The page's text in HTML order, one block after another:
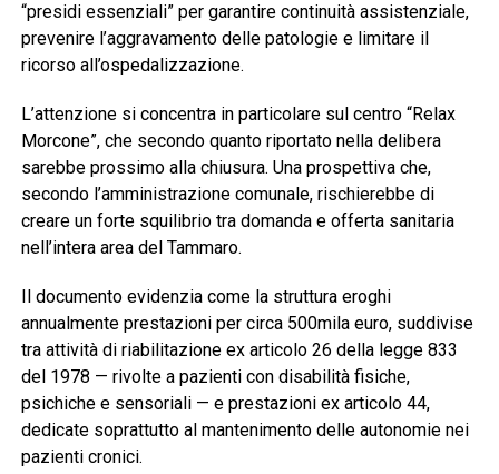
“presidi essenziali” per garantire continuità assistenziale,
prevenire l’aggravamento delle patologie e limitare il
ricorso all’ospedalizzazione.
L’attenzione si concentra in particolare sul centro “Relax
Morcone”, che secondo quanto riportato nella delibera
sarebbe prossimo alla chiusura. Una prospettiva che,
secondo l’amministrazione comunale, rischierebbe di
creare un forte squilibrio tra domanda e offerta sanitaria
nell’intera area del Tammaro.
Il documento evidenzia come la struttura eroghi
annualmente prestazioni per circa 500mila euro, suddivise
tra attività di riabilitazione ex articolo 26 della legge 833
del 1978 — rivolte a pazienti con disabilità fisiche,
psichiche e sensoriali — e prestazioni ex articolo 44,
dedicate soprattutto al mantenimento delle autonomie nei
pazienti cronici.